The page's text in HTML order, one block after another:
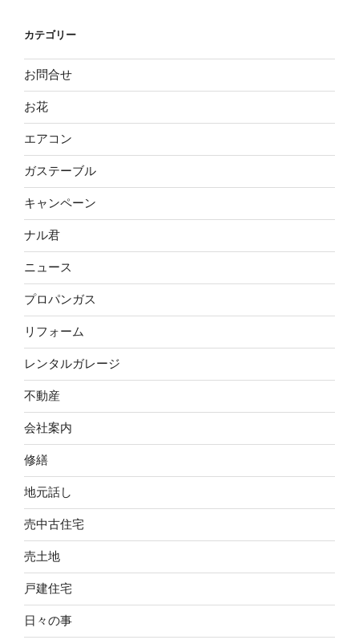
カテゴリー
お問合せ
お花
エアコン
ガステーブル
キャンペーン
ナル君
ニュース
プロパンガス
リフォーム
レンタルガレージ
不動産
会社案内
修繕
地元話し
売中古住宅
売土地
戸建住宅
日々の事